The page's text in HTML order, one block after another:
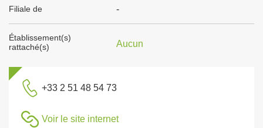
Filiale de -
Établissement(s)
rattaché(s)
Aucun
+33 2 51 48 54 73
Voir le site internet